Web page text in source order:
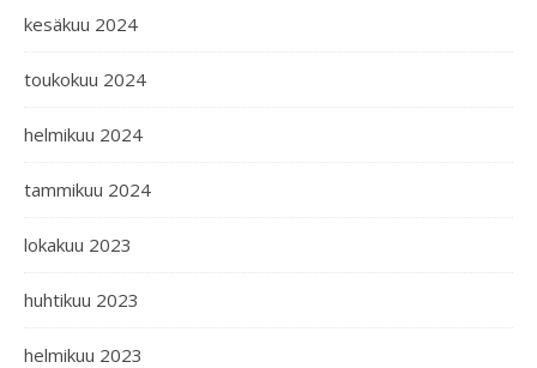
kesäkuu 2024
toukokuu 2024
helmikuu 2024
tammikuu 2024
lokakuu 2023
huhtikuu 2023
helmikuu 2023